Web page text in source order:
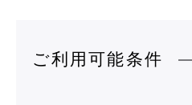
ご利用可能条件